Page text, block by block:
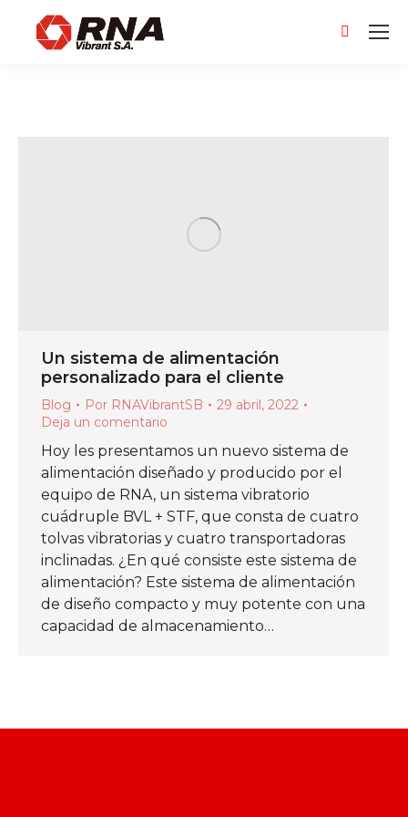
Buscar:
Un sistema de alimentación
personalizado para el cliente
Blog Por RNAVibrantSB
29 abril, 2022
Deja un comentario
Hoy les presentamos un nuevo sistema de
alimentación diseñado y producido por el
equipo de RNA, un sistema vibratorio
cuádruple BVL + STF, que consta de cuatro
tolvas vibratorias y cuatro transportadoras
inclinadas. ¿En qué consiste este sistema de
alimentación? Este sistema de alimentación
de diseño compacto y muy potente con una
capacidad de almacenamiento…